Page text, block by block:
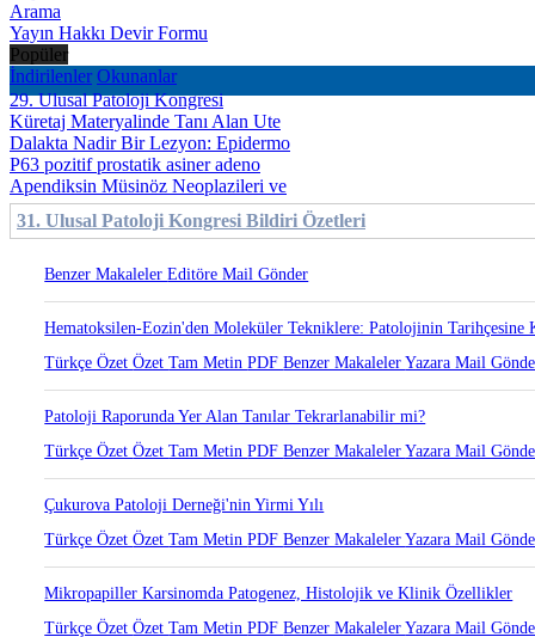
Arama
Yayın Hakkı Devir Formu
Popüler
İndirilenler Okunanlar
29. Ulusal Patoloji Kongresi
Küretaj Materyalinde Tanı Alan Ute
Dalakta Nadir Bir Lezyon: Epidermo
P63 pozitif prostatik asiner adeno
Apendiksin Müsinöz Neoplazileri ve
31. Ulusal Patoloji Kongresi Bildiri Özetleri
Türkçe ÖzetÖzetTam MetinPDFBenzer Makaleler
Çukurova Patoloji Derneği'nin Yirmi Yılı
Türkçe ÖzetÖzetTam MetinPDFBenzer MakalelerYazara Mail